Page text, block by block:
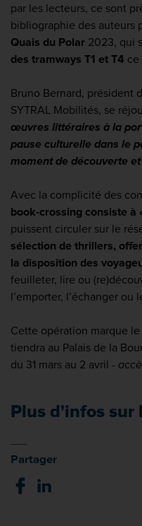
par les lecteurs, ce sont
bibliographie des auteurs
Quais du Polar 2023, qui
des tramways T1 et T4 ce
Bruno Bernard, président
SYTRAL Mobilités, se
œuvres littéraires à la
pause culturelle dans le
moment de découverte
Avec la complicité des
book-crossing consiste à
puissent circuler sur le
sélection de thrillers,
la disposition des
feuilleter, lire ou
l’emporter, l’échanger ou
Cette opération marque
tiendra au Palais de la
du 31 mars au 2 avril -
Plus d'infos sur
Partager